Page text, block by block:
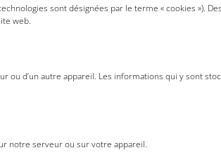
sont désignées par le terme « cookies »).
web.
d’un autre appareil. Les informations qui y sont
notre serveur ou sur votre appareil.